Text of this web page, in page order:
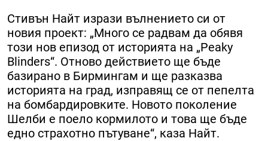
Стивън Найт изрази вълнението си от
новия проект: „Много се радвам да обявя
този нов епизод от историята на „Peaky
Blinders“. Отново действието ще бъде
базирано в Бирмингам и ще разказва
историята на град, изправящ се от пепелта
на бомбардировките. Новото поколение
Шелби е поело кормилото и това ще бъде
едно страхотно пътуване“, каза Найт.